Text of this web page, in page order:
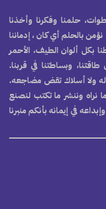
حلمنا وفكرنا وأخذنا
بالحلم أي كان ، إدماننا
بكل ألوان الطيف، الأحمر
وبساطتنا في قربنا.
له ولا أسلاك تقض مضاجعه.
نراه وننشر ما تكتب لنصنع
في إيمانه بأنكم منبرنا